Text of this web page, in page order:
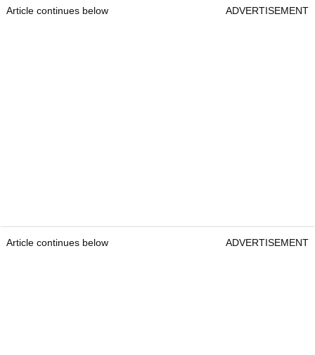
Article continues below ADVERTISEMENT
Article continues below ADVERTISEMENT